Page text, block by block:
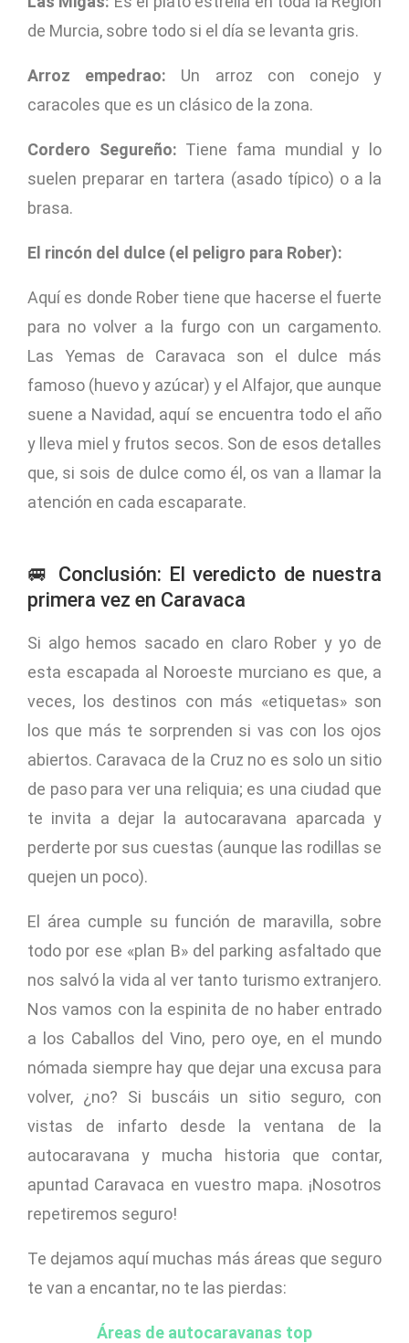
de Murcia, sobre todo si el día se levanta gris.
Arroz empedrao: Un arroz con conejo y
caracoles que es un clásico de la zona.
Cordero Segureño: Tiene fama mundial y lo
suelen preparar en tartera (asado típico) o a la
brasa.
El rincón del dulce (el peligro para Rober):
Aquí es donde Rober tiene que hacerse el fuerte
para no volver a la furgo con un cargamento.
Las Yemas de Caravaca son el dulce más
famoso (huevo y azúcar) y el Alfajor, que aunque
suene a Navidad, aquí se encuentra todo el año
y lleva miel y frutos secos. Son de esos detalles
que, si sois de dulce como él, os van a llamar la
atención en cada escaparate.
🚐 Conclusión: El veredicto de nuestra
primera vez en Caravaca
Si algo hemos sacado en claro Rober y yo de
esta escapada al Noroeste murciano es que, a
veces, los destinos con más «etiquetas» son
los que más te sorprenden si vas con los ojos
abiertos. Caravaca de la Cruz no es solo un sitio
de paso para ver una reliquia; es una ciudad que
te invita a dejar la autocaravana aparcada y
perderte por sus cuestas (aunque las rodillas se
quejen un poco).
El área cumple su función de maravilla, sobre
todo por ese «plan B» del parking asfaltado que
nos salvó la vida al ver tanto turismo extranjero.
Nos vamos con la espinita de no haber entrado
a los Caballos del Vino, pero oye, en el mundo
nómada siempre hay que dejar una excusa para
volver, ¿no? Si buscáis un sitio seguro, con
vistas de infarto desde la ventana de la
autocaravana y mucha historia que contar,
apuntad Caravaca en vuestro mapa. ¡Nosotros
repetiremos seguro!
Te dejamos aquí muchas más áreas que seguro
te van a encantar, no te las pierdas:
Áreas de autocaravanas top